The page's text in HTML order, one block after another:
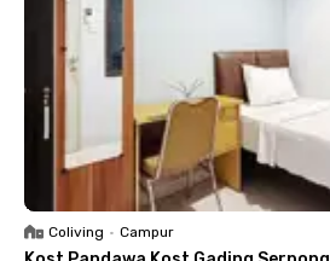
Coliving • Campur